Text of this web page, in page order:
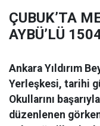
ÇUBUK’TA
AYBÜ’LÜ
Ankara Yıldırım
Yerleşkesi, tarihi
Okullarını
düzenlenen